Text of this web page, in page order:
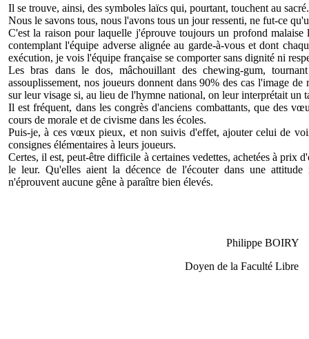
Il se trouve, ainsi, des symboles laïcs qui, pourtant, touchent au sacré.
Nous le savons tous, nous l'avons tous un jour ressenti, ne fut-ce
C'est la raison pour laquelle j'éprouve toujours un profond
contemplant l'équipe adverse alignée au garde-à-vous et dont
exécution, je vois l'équipe française se comporter sans dignité ni
Les bras dans le dos, mâchouillant des chewing-gum,
assouplissement, nos joueurs donnent dans 90% des cas l'image
sur leur visage si, au lieu de l'hymne national, on leur interprétait un
Il est fréquent, dans les congrès d'anciens combattants, que des
cours de morale et de civisme dans les écoles.
Puis-je, à ces vœux pieux, et non suivis d'effet, ajouter celui de
consignes élémentaires à leurs joueurs.
Certes, il est, peut-être difficile à certaines vedettes, achetées à prix
le leur. Qu'elles aient la décence de l'écouter dans une attitude
n'éprouvent aucune gêne à paraître bien élevés.
Philippe BOIRY
Doyen de la Faculté Libre